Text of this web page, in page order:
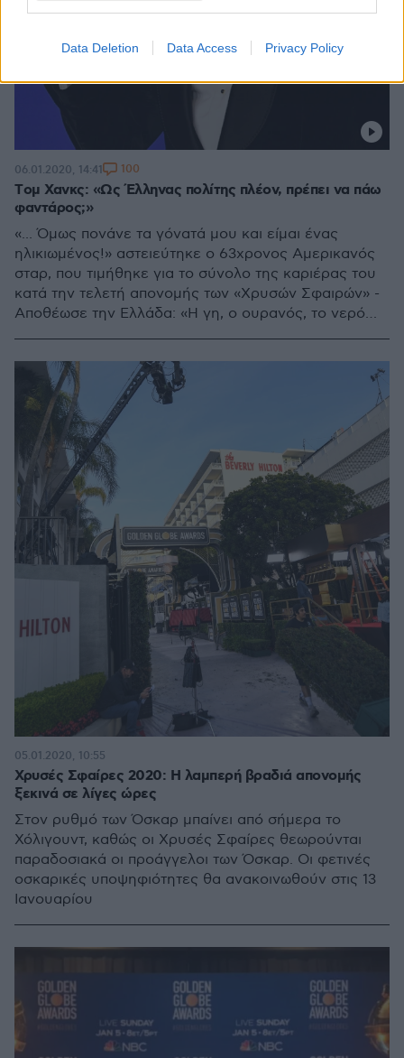
Data Deletion Data Access Privacy Policy
Tομ Χανκς: «Ως Έλληνας πολίτης πλέον, πρέπει να πάω
φαντάρος;»
«... Όμως πονάνε τα γόνατά μου και είμαι ένας
ηλικιωμένος!» αστειεύτηκε ο 63χρονος Αμερικανός
σταρ, που τιμήθηκε για το σύνολο της καριέρας του
κατά την τελετή απονομής των «Χρυσών Σφαιρών» -
Αποθέωσε την Ελλάδα: «Η γη, ο ουρανός, το νερό
06.01.2020, 14:41 100
Χρυσές Σφαίρες 2020: Η λαμπερή βραδιά απονομής
ξεκινά σε λίγες ώρες
Στον ρυθμό των Όσκαρ μπαίνει από σήμερα το
Χόλιγουντ, καθώς οι Χρυσές Σφαίρες θεωρούνται
παραδοσιακά οι προάγγελοι των Όσκαρ. Οι φετινές
οσκαρικές υποψηφιότητες θα ανακοινωθούν στις 13
Ιανουαρίου
05.01.2020, 10:55